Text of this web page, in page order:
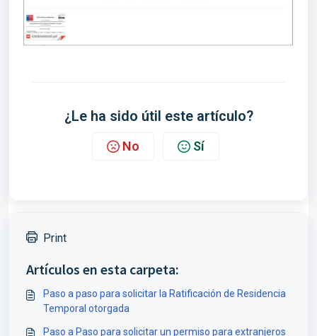
¿Le ha sido útil este artículo?
No Sí
Print
Artículos en esta carpeta:
Paso a paso para solicitar la Ratificación de Residencia
Temporal otorgada
Paso a Paso para solicitar un permiso para extranjeros